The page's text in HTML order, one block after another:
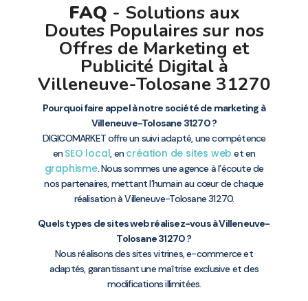
FAQ - Solutions aux
Doutes Populaires sur nos
Offres de Marketing et
Publicité Digital à
Villeneuve-Tolosane 31270
Pourquoi faire appel à notre société de marketing à
Villeneuve-Tolosane 31270 ?
DIGICOMARKET offre un suivi adapté, une compétence
enSEO local, encréation de sites web et en
graphisme. Nous sommes une agence à l’écoute de
nos partenaires, mettant l’humain au cœur de chaque
réalisation à Villeneuve-Tolosane 31270.
Quels types de sites web réalisez-vous à Villeneuve-
Tolosane 31270 ?
Nous réalisons des sites vitrines, e-commerce et
adaptés, garantissant une maîtrise exclusive et des
modifications illimitées.